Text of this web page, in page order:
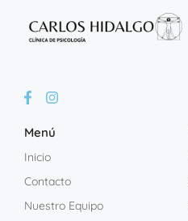
Menú
Inicio
Contacto
Nuestro Equipo